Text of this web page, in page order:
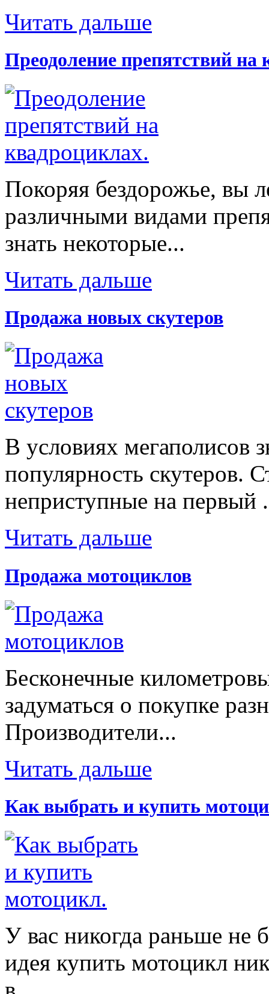
Читать дальше
Преодоление препятствий на
Покоряя бездорожье, вы
различными видами
знать некоторые...
Читать дальше
Продажа новых скутеров
В условиях мегаполисов
популярность скутеров.
неприступные на первый
Читать дальше
Продажа мотоциклов
Бесконечные
задуматься о покупке
Производители...
Читать дальше
Как выбрать и купить
У вас никогда раньше не
идея купить мотоцикл